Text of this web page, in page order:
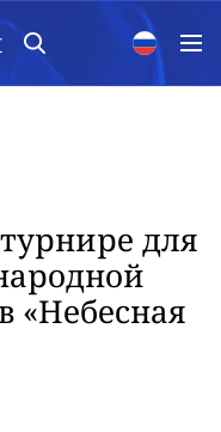
для
«Небесная